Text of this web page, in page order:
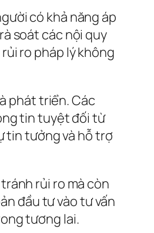
có khả năng áp
soát các nội quy
ro pháp lý không
phát triển. Các
tin tuyệt đối từ
tin tưởng và hỗ trợ
rủi ro mà còn
đầu tư vào tư vấn
tương lai.